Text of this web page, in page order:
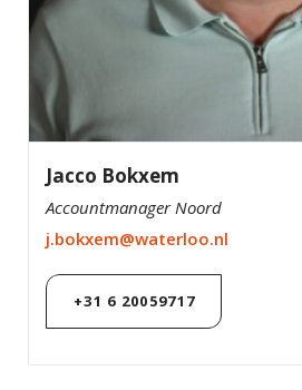
Jacco Bokxem
Accountmanager Noord
j.bokxem@waterloo.nl
+31 6 20059717